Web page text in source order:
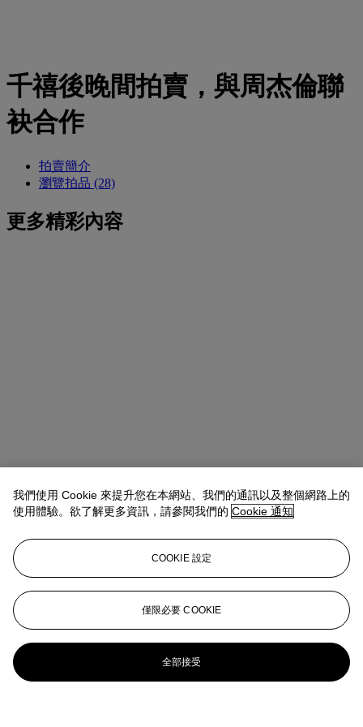
千禧後晚間拍賣，與周杰倫聯
袂合作
拍賣簡介
瀏覽拍品 (28)
更多精彩內容
我們使用 Cookie 來提升您在本網站、我們的通訊以及整個網路上的
使用體驗。欲了解更多資訊，請參閱我們的 Cookie 通知
COOKIE 設定
僅限必要 COOKIE
全部接受